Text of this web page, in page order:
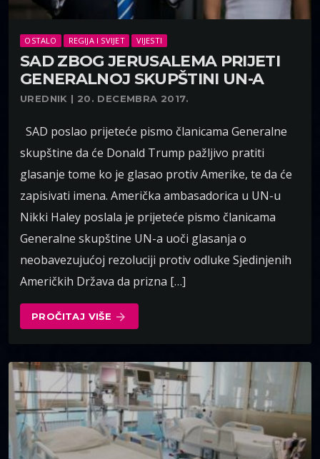
OSTALO REGIJA I SVIJET VIJESTI
SAD ZBOG JERUSALEMA PRIJETI
GENERALNOJ SKUPŠTINI UN-A
UREDNIK | 20. DECEMBRA 2017.
SAD poslao prijeteće pismo članicama Generalne
skupštine da će Donald Trump pažljivo pratiti
glasanje tome ko je glasao protiv Amerike, te da će
zapisivati imena. Američka ambasadorica u UN-u
Nikki Haley poslala je prijeteće pismo članicama
Generalne skupštine UN-a uoči glasanja o
neobavezujućoj rezoluciji protiv odluke Sjedinjenih
Američkih Država da prizna […]
PROČITAJ VIŠE arrow_forward